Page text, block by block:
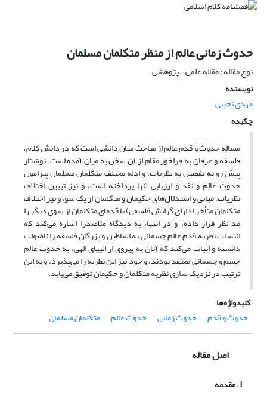
حدوث زمانی عالم از منظر متکلمان مسلمان
نوع مقاله : مقاله علمی - پژوهشی
نویسنده
مهدی نجیبی
چکیده
مساله حدوث و قدم عالم از مباحث میان دانشی است که در دانش کلام،
فلسفه و عرفان به فراخور مقام از آن سخن به میان آمده است. نوشتار
پیش رو به تفصیل به نظریات، و ادله مختلف متکلمان مسلمان پیرامون
حدوث عالم و نقد و ارزیابی آنها پرداخته است، و نیز تبیین اختلاف
نظریات، مبانی و استدلال‌های حکیمان و متکلمان از یک سو، و نیز اختلاف
متکلمان متأخر (دارای گرایش فلسفی) با قدمای متکلمان از سوی دیگر را
مد نظر قرار داده، و در انتها، به دیدگاه ملاصدرا اشاره می‌کند که
انتساب نظریه قدم عالم جسمانی به اساطین و بزرگان فلسفه را ناصواب
دانسته و اثبات می‌کند که آنان به پیروی از انبیای الهی، به حدوث عالم
جسم و جسمانی معتقد بودند، و خود نیز این نظریه را می‌پذیرد، و به این
ترتیب در نزدیک سازی نظریه متکلمان و حکیمان توفیق می‌یابد.
کلیدواژه‌ها
حدوث و قدم
حدوث زمانی حدوث عالم متکلمان مسلمان
اصل مقاله
1. مقدمه